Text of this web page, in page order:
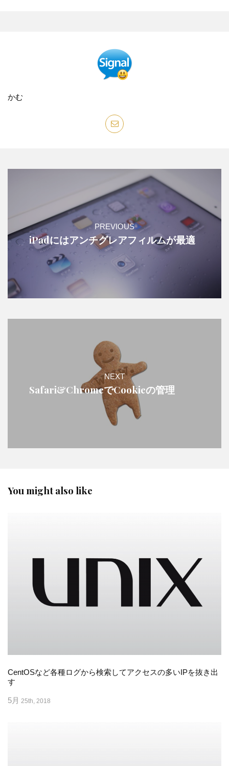
かむ
PREVIOUS
iPadにはアンチグレアフィルムが最適
NEXT
Safari&ChromeでCookieの管理
You might also like
CentOSなど各種ログから検索してアクセスの多いIPを抜き出
す
5月 25th, 2018